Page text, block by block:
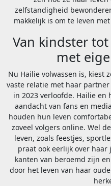
zelfstandigheid
makkelijk is om te leven
Van kindster
met
Nu Hailie volwassen is, kiest
vaste relatie met haar partner
in 2023 verloofde. Hailie
aandacht van fans en
houden hun leven
zoveel volgers online. Wel
leven, zoals feestjes,
praat ook eerlijk over
kanten van beroemd zijn
door het leven van haar